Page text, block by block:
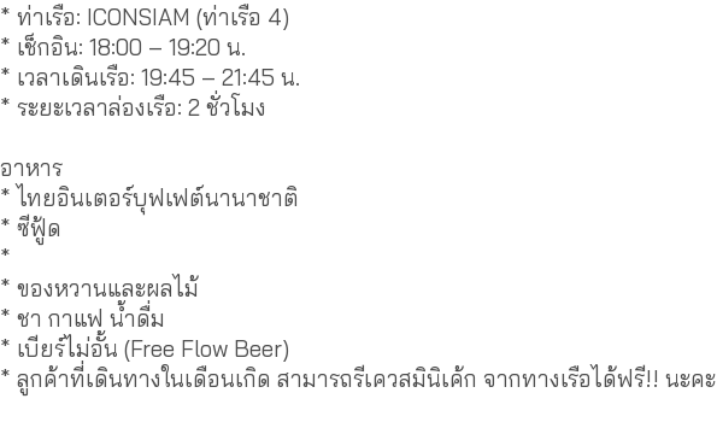
* ท่าเรือ: ICONSIAM (ท่าเรือ 4)
* เช็กอิน: 18:00 – 19:20 น.
* เวลาเดินเรือ: 19:45 – 21:45 น.
* ระยะเวลาล่องเรือ: 2 ชั่วโมง
อาหาร
* ไทยอินเตอร์บุฟเฟต์นานาชาติ
* ซีฟู้ด
*
* ของหวานและผลไม้
* ชา กาแฟ น้ำดื่ม
* เบียร์ไม่อั้น (Free Flow Beer)
* ลูกค้าที่เดินทางในเดือนเกิด สามารถรีเควสมินิเค้ก จากทางเรือได้ฟรี!! นะคะ